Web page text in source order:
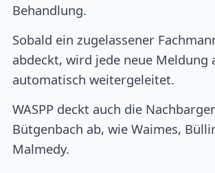
Behandlung.
Sobald ein zugelassener
abdeckt, wird jede neue Meldung
automatisch weitergeleitet.
WASPP deckt auch die
Bütgenbach ab, wie Waimes,
Malmedy.